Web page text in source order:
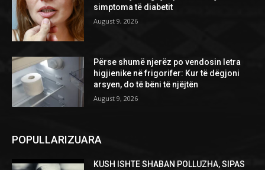
simptoma të diabetit
August 9, 2026
Përse shumë njerëz po vendosin letra
higjienike në frigorifer: Kur të dëgjoni
arsyen, do të bëni të njëjtën
August 9, 2026
POPULLARIZUARA
KUSH ISHTE SHABAN POLLUZHA, SIPAS